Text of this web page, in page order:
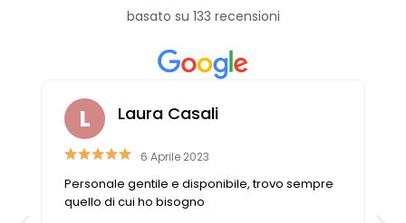
basato su 133 recensioni
Laura Casali
6 Aprile 2023
Personale gentile e disponibile, trovo sempre
quello di cui ho bisogno